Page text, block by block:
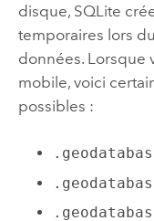
disque, SQLite
temporaires lors
données. Lorsque
mobile, voici
possibles :